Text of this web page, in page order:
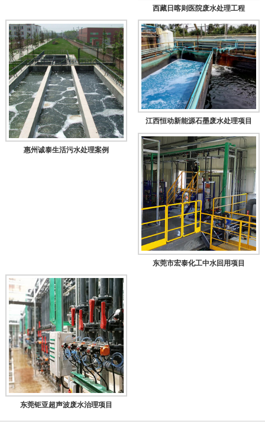
西藏日喀则医院废水处理工程
惠州诚泰生活污水处理案例
江西恒动新能源石墨废水处理项目
东莞市宏泰化工中水回用项目
东莞钜亚超声波废水治理项目